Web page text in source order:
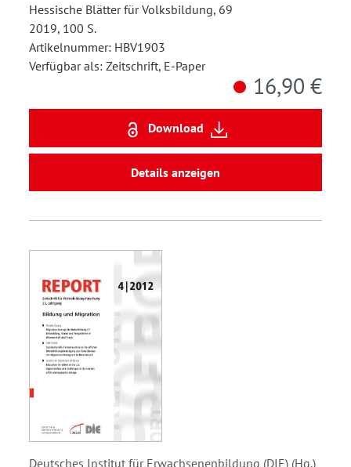
Hessische Blätter für Volksbildung, 69
2019, 100 S.
Artikelnummer: HBV1903
Verfügbar als: Zeitschrift, E-Paper
16,90 €
Download
Details anzeigen
Deutsches Institut für Erwachsenenbildung (DIE) (Hg.)